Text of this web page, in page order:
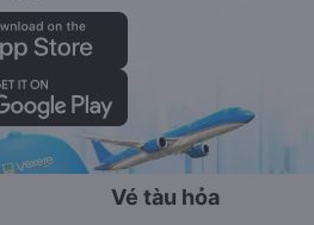
Vé tàu hỏa